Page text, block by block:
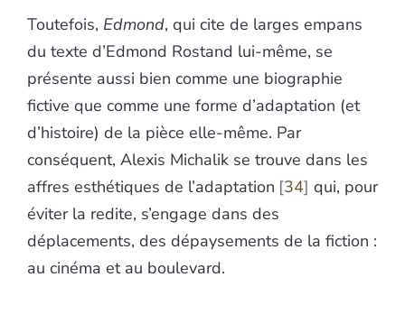
Toutefois, Edmond, qui cite de larges empans
du texte d’Edmond Rostand lui-même, se
présente aussi bien comme une biographie
fictive que comme une forme d’adaptation (et
d’histoire) de la pièce elle-même. Par
conséquent, Alexis Michalik se trouve dans les
affres esthétiques de l’adaptation 34 qui, pour
éviter la redite, s’engage dans des
déplacements, des dépaysements de la fiction :
au cinéma et au boulevard.